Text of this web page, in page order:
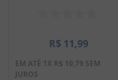
R$ 11,99
EM ATÉ 1X R$ 10,79 SEM
JUROS